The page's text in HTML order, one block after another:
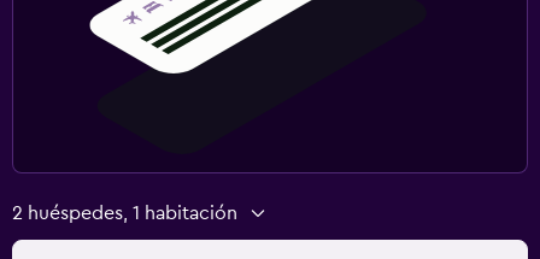
2 huéspedes, 1 habitación